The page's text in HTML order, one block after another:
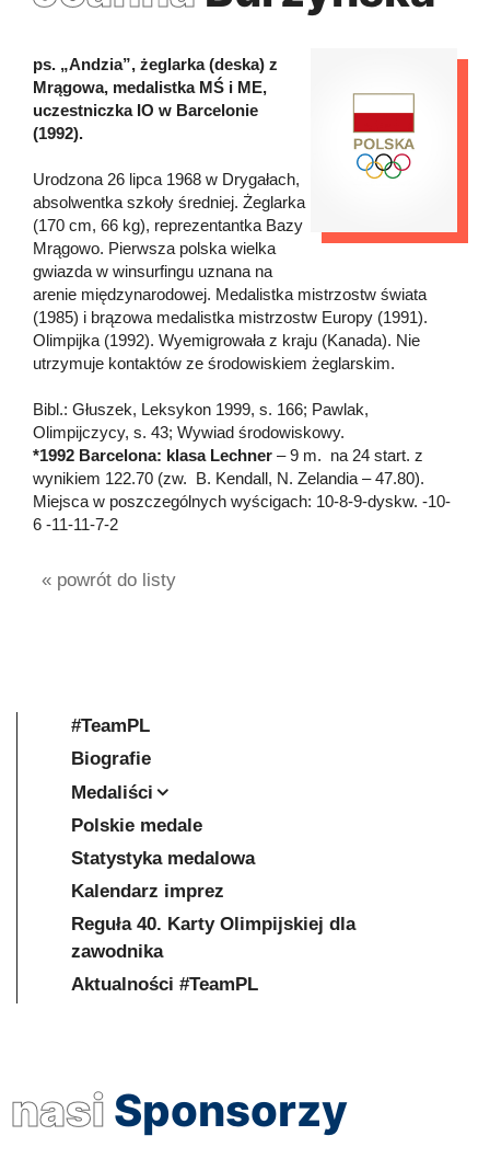
ps. „Andzia”, żeglarka (deska) z
Mrągowa, medalistka MŚ i ME,
uczestniczka IO w Barcelonie
(1992).
Urodzona 26 lipca 1968 w Drygałach,
absolwentka szkoły średniej. Żeglarka
(170 cm, 66 kg), reprezentantka Bazy
Mrągowo. Pierwsza polska wielka
gwiazda w winsurfingu uznana na
arenie międzynarodowej. Medalistka mistrzostw świata
(1985) i brązowa medalistka mistrzostw Europy (1991).
Olimpijka (1992). Wyemigrowała z kraju (Kanada). Nie
utrzymuje kontaktów ze środowiskiem żeglarskim.
Bibl.: Głuszek, Leksykon 1999, s. 166; Pawlak,
Olimpijczycy, s. 43; Wywiad środowiskowy.
*1992 Barcelona: klasa Lechner – 9 m. na 24 start. z
wynikiem 122.70 (zw. B. Kendall, N. Zelandia – 47.80).
Miejsca w poszczególnych wyścigach: 10-8-9-dyskw. -10-
6 -11-11-7-2
« powrót do listy
#TeamPL
Biografie
Medaliści
Polskie medale
Statystyka medalowa
Kalendarz imprez
Reguła 40. Karty Olimpijskiej dla
zawodnika
Aktualności #TeamPL
nasi Sponsorzy